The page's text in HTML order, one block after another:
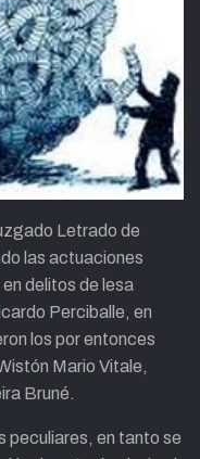
Letrado de
las actuaciones
delitos de lesa
Perciballe, en
los por entonces
Mario Vitale,
Bruné.
peculiares, en tanto se